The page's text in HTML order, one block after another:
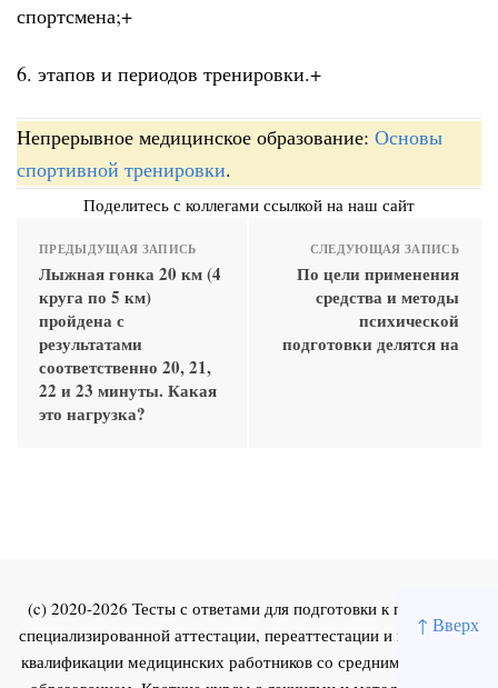
↑ Вверх
спортсмена;+
6. этапов и периодов тренировки.+
Непрерывное медицинское образование: Основы
спортивной тренировки.
Поделитесь с коллегами ссылкой на наш сайт
ПРЕДЫДУЩАЯ ЗАПИСЬ
Лыжная гонка 20 км (4
круга по 5 км)
пройдена с
результатами
соответственно 20, 21,
22 и 23 минуты. Какая
это нагрузка?
СЛЕДУЮЩАЯ ЗАПИСЬ
По цели применения
средства и методы
психической
подготовки делятся на
(c) 2020-2026 Тесты с ответами для подготовки к первичной
специализированной аттестации, переаттестации и повышения
квалификации медицинских работников со средним и высшим